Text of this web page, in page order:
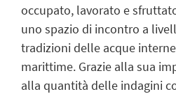
occupato, lavorato e
uno spazio di incontro a
tradizioni delle acque
marittime. Grazie alla sua
alla quantità delle indagini